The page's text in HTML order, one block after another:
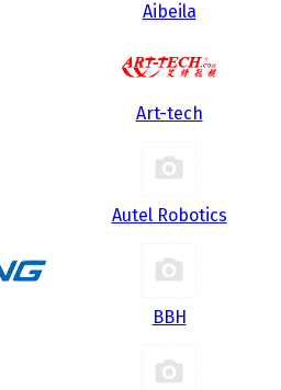
Aibeila
Art-tech
Autel Robotics
BBH